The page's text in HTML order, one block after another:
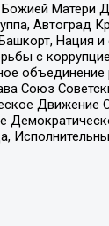
Матери
Автоград
Нация
с
Союз
Движение